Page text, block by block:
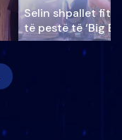
Selin shpallet
të pestë të ‘Big